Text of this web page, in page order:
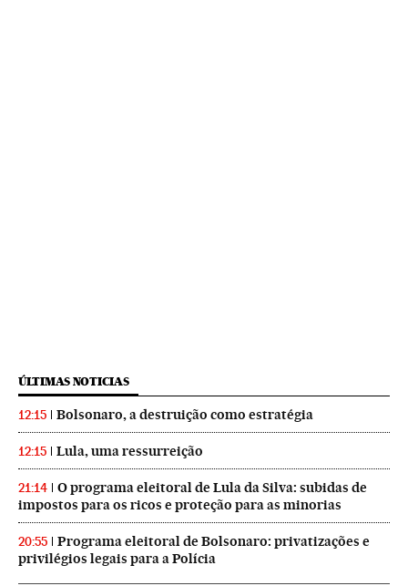
ÚLTIMAS NOTICIAS
12:15 Bolsonaro, a destruição como estratégia
12:15 Lula, uma ressurreição
21:14
O programa eleitoral de Lula da Silva: subidas de
impostos para os ricos e proteção para as minorias
20:55
Programa eleitoral de Bolsonaro: privatizações e
privilégios legais para a Polícia